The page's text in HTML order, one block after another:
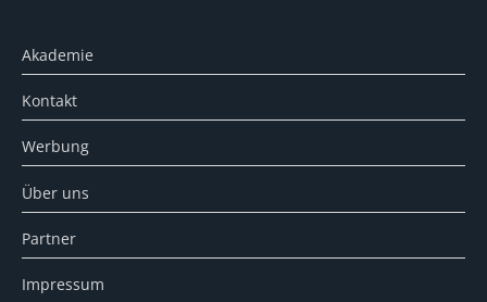
Akademie
Kontakt
Werbung
Über uns
Partner
Impressum